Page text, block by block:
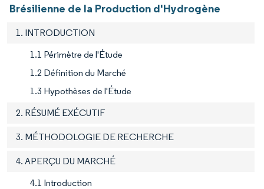
Brésilienne de la Production d'Hydrogène
1. INTRODUCTION
1.1 Périmètre de l'Étude
1.2 Définition du Marché
1.3 Hypothèses de l'Étude
2. RÉSUMÉ EXÉCUTIF
3. MÉTHODOLOGIE DE RECHERCHE
4. APERÇU DU MARCHÉ
4.1 Introduction